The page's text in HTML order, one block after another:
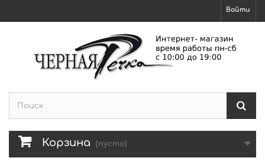
Войти
Корзина (пусто)